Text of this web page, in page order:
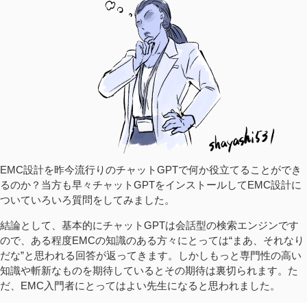
EMC設計を昨今流行りのチャットGPTで何か役立てることができ
るのか？当方も早々チャットGPTをインストールしてEMC設計に
ついていろいろ質問をしてみました。
結論として、基本的にチャットGPTは会話型の検索エンジンです
ので、ある程度EMCの知識のある方々にとっては“まあ、それなり
だな”と思われる回答が返ってきます。しかしもっと専門性の高い
知識や斬新なものを期待しているとその期待は裏切られます。た
だ、EMC入門者にとってはよい先生になると思われました。